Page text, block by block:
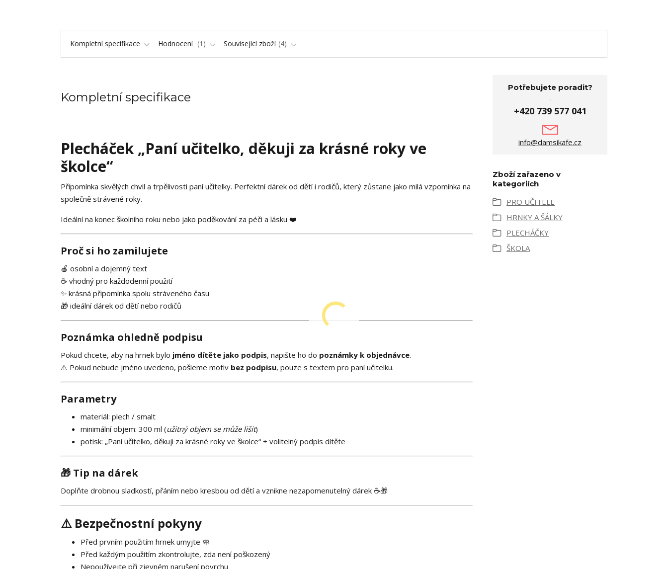
Kompletní specifikace Hodnocení 1 Související zboží 4
Kompletní specifikace
Plecháček „Paní učitelko, děkuji za krásné roky ve
školce“
Připomínka skvělých chvil a trpělivosti paní učitelky. Perfektní dárek od dětí i rodičů, který zůstane jako milá vzpomínka na
společně strávené roky.
Ideální na konec školního roku nebo jako poděkování za péči a lásku ❤️
Proč si ho zamilujete
🍎 osobní a dojemný text
☕ vhodný pro každodenní použití
✨ krásná připomínka spolu stráveného času
🎁 ideální dárek od dětí nebo rodičů
Poznámka ohledně podpisu
Pokud chcete, aby na hrnek bylo jméno dítěte jako podpis, napište ho do poznámky k objednávce.
⚠️ Pokud nebude jméno uvedeno, pošleme motiv bez podpisu, pouze s textem pro paní učitelku.
Parametry
materiál: plech / smalt
minimální objem: 300 ml (užitný objem se může lišit)
potisk: „Paní učitelko, děkuji za krásné roky ve školce“ + volitelný podpis dítěte
🎁 Tip na dárek
Doplňte drobnou sladkostí, přáním nebo kresbou od dětí a vznikne nezapomenutelný dárek ☕🎁
⚠️ Bezpečnostní pokyny
Před prvním použitím hrnek umyjte 🧼
Před každým použitím zkontrolujte, zda není poškozený
Nepoužívejte při zjevném narušení povrchu
Potřebujete poradit?
+420 739 577 041
info@damsikafe.cz
Zboží zařazeno v
kategoriích
PRO UČITELE
HRNKY A ŠÁLKY
PLECHÁČKY
ŠKOLA